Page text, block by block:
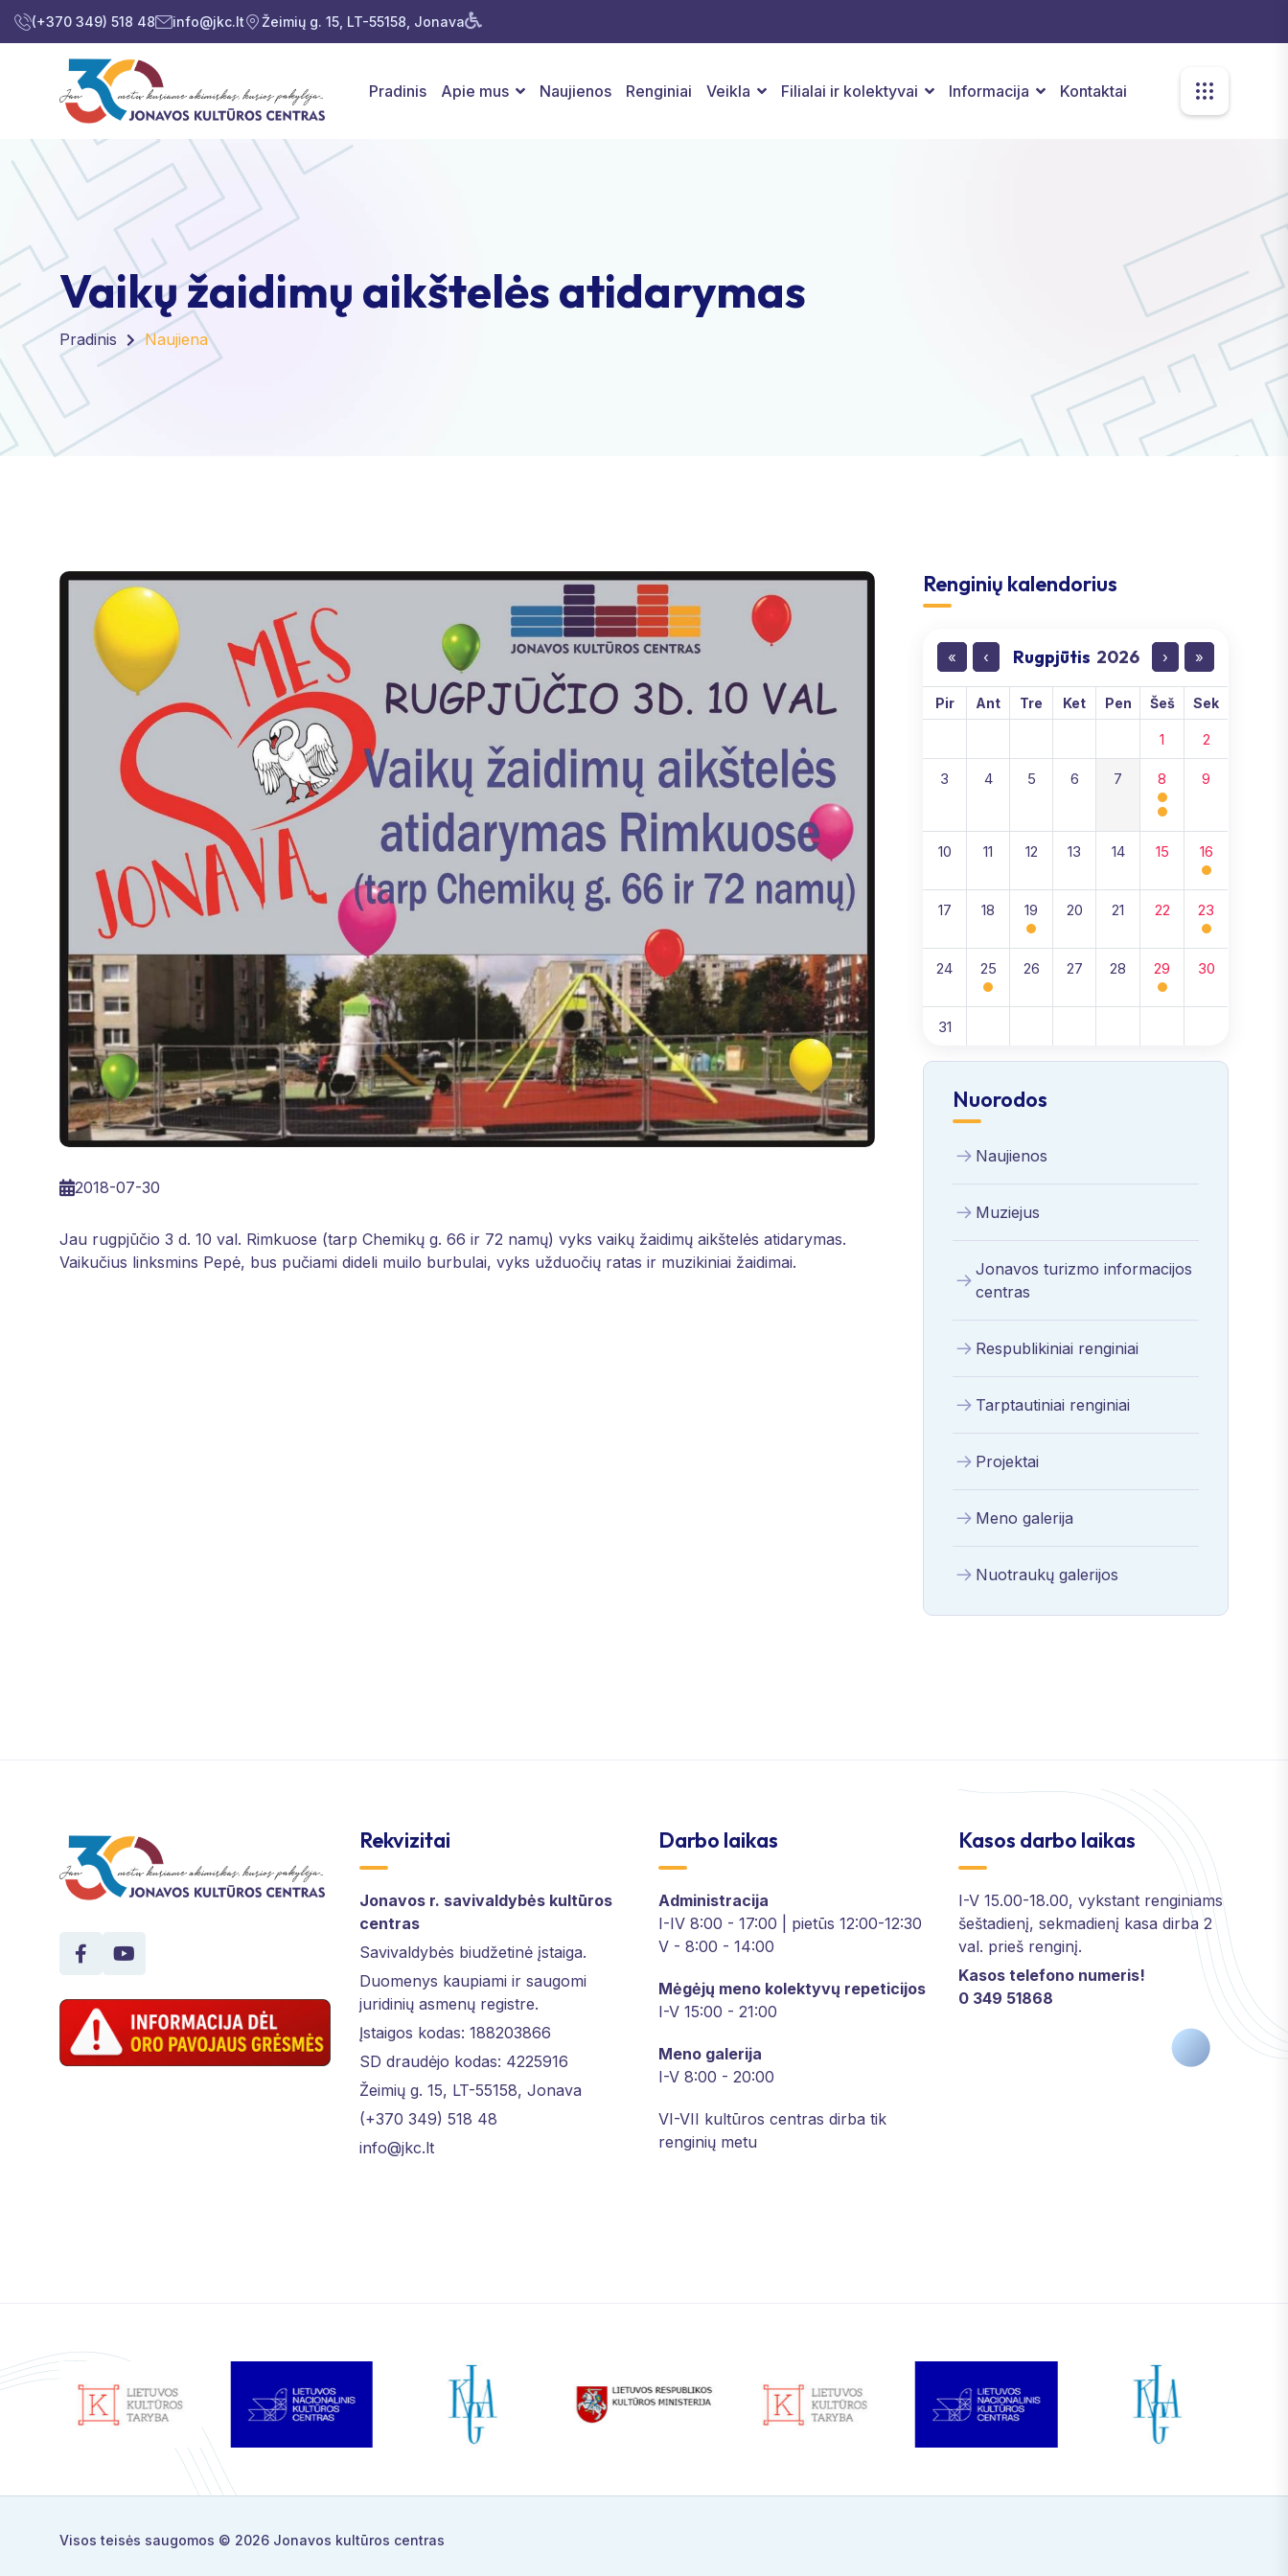
(+370 349) 518 48 info@jkc.lt Žeimių g. 15, LT-55158, Jonava
Pradinis Apie mus Naujienos Renginiai Veikla Filialai ir kolektyvai Informacija Kontaktai
Vaikų žaidimų aikštelės atidarymas
Pradinis Naujiena
2018-07-30
Jau rugpjūčio 3 d. 10 val. Rimkuose (tarp Chemikų g. 66 ir 72 namų) vyks vaikų žaidimų aikštelės atidarymas.
Vaikučius linksmins Pepė, bus pučiami dideli muilo burbulai, vyks užduočių ratas ir muzikiniai žaidimai.
Renginių kalendorius
« ‹ Rugpjūtis 2026 › »
Pir Ant Tre Ket Pen Šeš Sek
1 2
3 4 5 6 7 8 9
10 11 12 13 14 15 16
17 18 19 20 21 22 23
24 25 26 27 28 29 30
31
Nuorodos
Naujienos
Muziejus
Jonavos turizmo informacijos
centras
Respublikiniai renginiai
Tarptautiniai renginiai
Projektai
Meno galerija
Nuotraukų galerijos
Rekvizitai
Jonavos r. savivaldybės kultūros
centras
Savivaldybės biudžetinė įstaiga.
Duomenys kaupiami ir saugomi
juridinių asmenų registre.
Įstaigos kodas: 188203866
SD draudėjo kodas: 4225916
Žeimių g. 15, LT-55158, Jonava
(+370 349) 518 48
info@jkc.lt
Darbo laikas
Administracija
I-IV 8:00 - 17:00 | pietūs 12:00-12:30
V - 8:00 - 14:00
Mėgėjų meno kolektyvų repeticijos
I-V 15:00 - 21:00
Meno galerija
I-V 8:00 - 20:00
VI-VII kultūros centras dirba tik
renginių metu
Kasos darbo laikas
I-V 15.00-18.00, vykstant renginiams
šeštadienį, sekmadienį kasa dirba 2
val. prieš renginį.
Kasos telefono numeris!
0 349 51868
Visos teisės saugomos © 2026 Jonavos kultūros centras